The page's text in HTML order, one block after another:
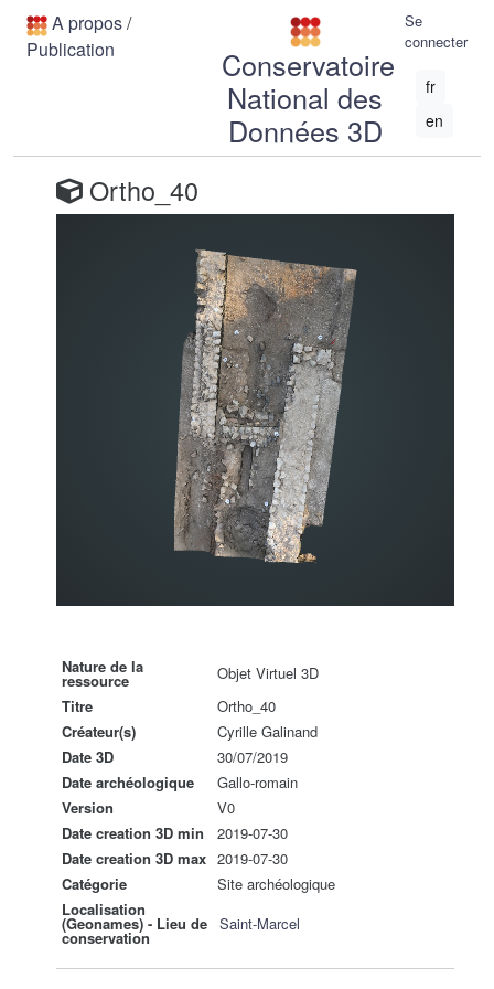
A propos/
Publication
Conservatoire
National des
Données 3D
Se
connecter
fr
en
Ortho_40
Nature de la
ressource
Objet Virtuel 3D
Titre
Ortho_40
Créateur(s)
Cyrille Galinand
Date 3D
30/07/2019
Date archéologique
Gallo-romain
Version
V0
Date creation 3D min
2019-07-30
Date creation 3D max 2019-07-30
Catégorie
Site archéologique
Localisation
(Geonames) - Lieu de
conservation
Saint-Marcel